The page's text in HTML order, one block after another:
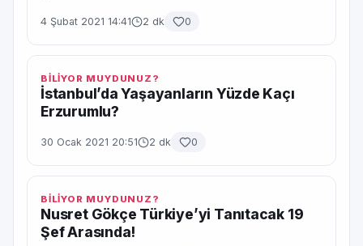
4 Şubat 2021 14:41 2 dk 0
BİLİYOR MUYDUNUZ?
İstanbul’da Yaşayanların Yüzde Kaçı
Erzurumlu?
30 Ocak 2021 20:51 2 dk 0
BİLİYOR MUYDUNUZ?
Nusret Gökçe Türkiye’yi Tanıtacak 19
Şef Arasında!